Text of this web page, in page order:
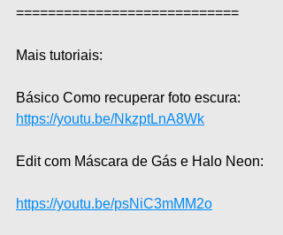
============================
Mais tutoriais:
Básico Como recuperar foto escura:
https://youtu.be/NkzptLnA8Wk
Edit com Máscara de Gás e Halo Neon:
https://youtu.be/psNiC3mMM2o